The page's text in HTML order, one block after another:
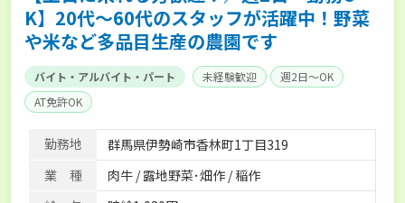
K】20代～60代のスタッフが活躍中！野菜
や米など多品目生産の農園です
バイト・アルバイト・パート 未経験歓迎
週2日～OK
AT免許OK
勤務地
群馬県伊勢崎市香林町1丁目319
業 種
肉牛 / 露地野菜･畑作 / 稲作